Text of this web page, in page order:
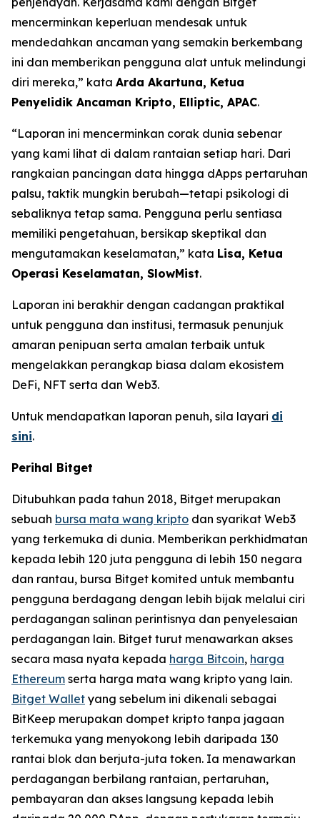
mencerminkan keperluan mendesak untuk
mendedahkan ancaman yang semakin berkembang
ini dan memberikan pengguna alat untuk melindungi
diri mereka,” kata Arda Akartuna, Ketua
Penyelidik Ancaman Kripto, Elliptic, APAC.
“Laporan ini mencerminkan corak dunia sebenar
yang kami lihat di dalam rantaian setiap hari. Dari
rangkaian pancingan data hingga dApps pertaruhan
palsu, taktik mungkin berubah—tetapi psikologi di
sebaliknya tetap sama. Pengguna perlu sentiasa
memiliki pengetahuan, bersikap skeptikal dan
mengutamakan keselamatan,” kata Lisa, Ketua
Operasi Keselamatan, SlowMist.
Laporan ini berakhir dengan cadangan praktikal
untuk pengguna dan institusi, termasuk penunjuk
amaran penipuan serta amalan terbaik untuk
mengelakkan perangkap biasa dalam ekosistem
DeFi, NFT serta dan Web3.
Untuk mendapatkan laporan penuh, sila layari di
sini.
Perihal Bitget
Ditubuhkan pada tahun 2018, Bitget merupakan
sebuah bursa mata wang kripto dan syarikat Web3
yang terkemuka di dunia. Memberikan perkhidmatan
kepada lebih 120 juta pengguna di lebih 150 negara
dan rantau, bursa Bitget komited untuk membantu
pengguna berdagang dengan lebih bijak melalui ciri
perdagangan salinan perintisnya dan penyelesaian
perdagangan lain. Bitget turut menawarkan akses
secara masa nyata kepada harga Bitcoin, harga
Ethereum serta harga mata wang kripto yang lain.
Bitget Wallet yang sebelum ini dikenali sebagai
BitKeep merupakan dompet kripto tanpa jagaan
terkemuka yang menyokong lebih daripada 130
rantai blok dan berjuta-juta token. Ia menawarkan
perdagangan berbilang rantaian, pertaruhan,
pembayaran dan akses langsung kepada lebih